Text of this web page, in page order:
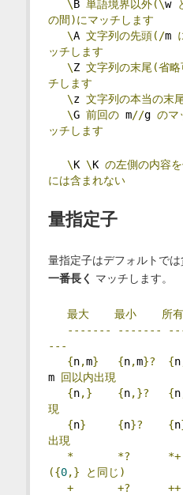
\B 単語境界以外(\w
の間)にマッチします
\A 文字列の先頭(/m
ッチします
\Z 文字列の末尾(省
チします
\z 文字列の本当の末
\G 前回の m//g のマ
ッチします
\K \K の左側の内容
には含まれない
量指定子
量指定子はデフォルトで
一番長く マッチします。
最大 最小 所
-------
-------
---
{n,m} {n,m}? {n
m 回以内出現
{n,} {n,}? {n
現
{n} {n}? {n
出現
*
*? *+
({0,}
と同じ)
+
+? ++